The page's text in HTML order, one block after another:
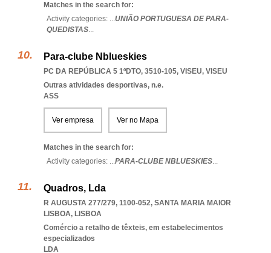
Matches in the search for:
Activity categories: ...UNIÃO PORTUGUESA DE PARA-
QUEDISTAS...
Para-clube Nblueskies
PC DA REPÚBLICA 5 1ºDTO, 3510-105, VISEU, VISEU
Outras atividades desportivas, n.e.
ASS
Ver empresa Ver no Mapa
Matches in the search for:
Activity categories: ...PARA-CLUBE NBLUESKIES...
Quadros, Lda
R AUGUSTA 277/279, 1100-052, SANTA MARIA MAIOR
LISBOA, LISBOA
Comércio a retalho de têxteis, em estabelecimentos
especializados
LDA